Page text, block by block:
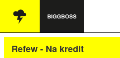
Vše
Refew - Na kredit